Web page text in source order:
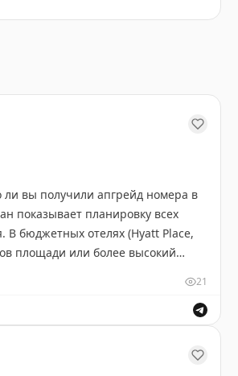
ли вы получили апгрейд номера в
показывает планировку всех
В бюджетных отелях (Hyatt Place,
площади или более высокий
апгрейда. Иногда отель
21